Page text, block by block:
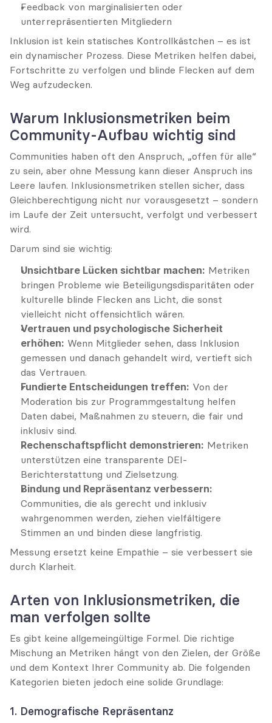
Feedback von marginalisierten oder
unterrepräsentierten Mitgliedern
Inklusion ist kein statisches Kontrollkästchen – es ist
ein dynamischer Prozess. Diese Metriken helfen dabei,
Fortschritte zu verfolgen und blinde Flecken auf dem
Weg aufzudecken.
Warum Inklusionsmetriken beim
Community-Aufbau wichtig sind
Communities haben oft den Anspruch, „offen für alle“
zu sein, aber ohne Messung kann dieser Anspruch ins
Leere laufen. Inklusionsmetriken stellen sicher, dass
Gleichberechtigung nicht nur vorausgesetzt – sondern
im Laufe der Zeit untersucht, verfolgt und verbessert
wird.
Darum sind sie wichtig:
Unsichtbare Lücken sichtbar machen: Metriken
bringen Probleme wie Beteiligungsdisparitäten oder
kulturelle blinde Flecken ans Licht, die sonst
vielleicht nicht offensichtlich wären.
Vertrauen und psychologische Sicherheit
erhöhen: Wenn Mitglieder sehen, dass Inklusion
gemessen und danach gehandelt wird, vertieft sich
das Vertrauen.
Fundierte Entscheidungen treffen: Von der
Moderation bis zur Programmgestaltung helfen
Daten dabei, Maßnahmen zu steuern, die fair und
inklusiv sind.
Rechenschaftspflicht demonstrieren: Metriken
unterstützen eine transparente DEI-
Berichterstattung und Zielsetzung.
Bindung und Repräsentanz verbessern:
Communities, die als gerecht und inklusiv
wahrgenommen werden, ziehen vielfältigere
Stimmen an und binden diese langfristig.
Messung ersetzt keine Empathie – sie verbessert sie
durch Klarheit.
Arten von Inklusionsmetriken, die
man verfolgen sollte
Es gibt keine allgemeingültige Formel. Die richtige
Mischung an Metriken hängt von den Zielen, der Größe
und dem Kontext Ihrer Community ab. Die folgenden
Kategorien bieten jedoch eine solide Grundlage:
1. Demografische Repräsentanz